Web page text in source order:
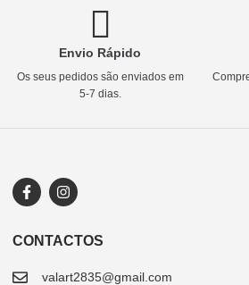
Envio Rápido
Os seus pedidos são enviados em
5-7 dias.
CONTACTOS
valart2835@gmail.com